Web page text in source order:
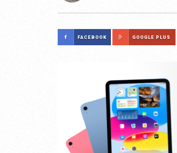
FACEBOOK GOOGLE PLUS